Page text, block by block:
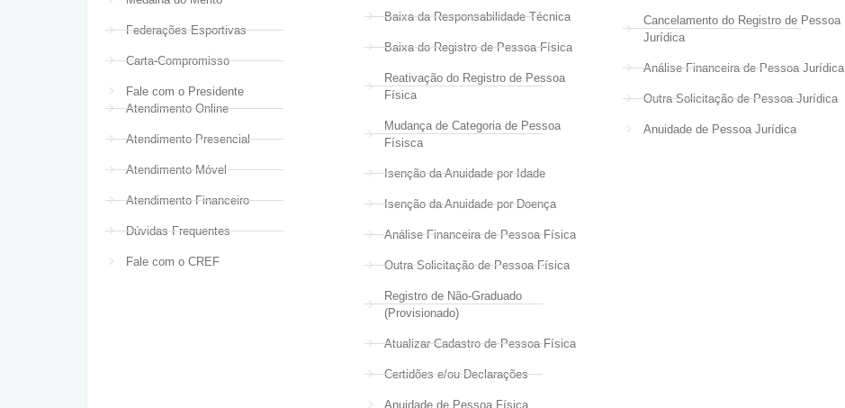
Federações Esportivas
Carta-Compromisso
Fale com o Presidente
Atendimento Online
Atendimento Presencial
Atendimento Móvel
Atendimento Financeiro
Dúvidas Frequentes
Fale com o CREF
Baixa da Responsabilidade Técnica
Baixa do Registro de Pessoa Física
Reativação do Registro de Pessoa
Física
Mudança de Categoria de Pessoa
Físisca
Isenção da Anuidade por Idade
Isenção da Anuidade por Doença
Análise Financeira de Pessoa Física
Outra Solicitação de Pessoa Física
Registro de Não-Graduado
(Provisionado)
Atualizar Cadastro de Pessoa Física
Certidões e/ou Declarações
Anuidade de Pessoa Física
Cancelamento do Registro de Pessoa
Jurídica
Análise Financeira de Pessoa Jurídica
Outra Solicitação de Pessoa Jurídica
Anuidade de Pessoa Jurídica